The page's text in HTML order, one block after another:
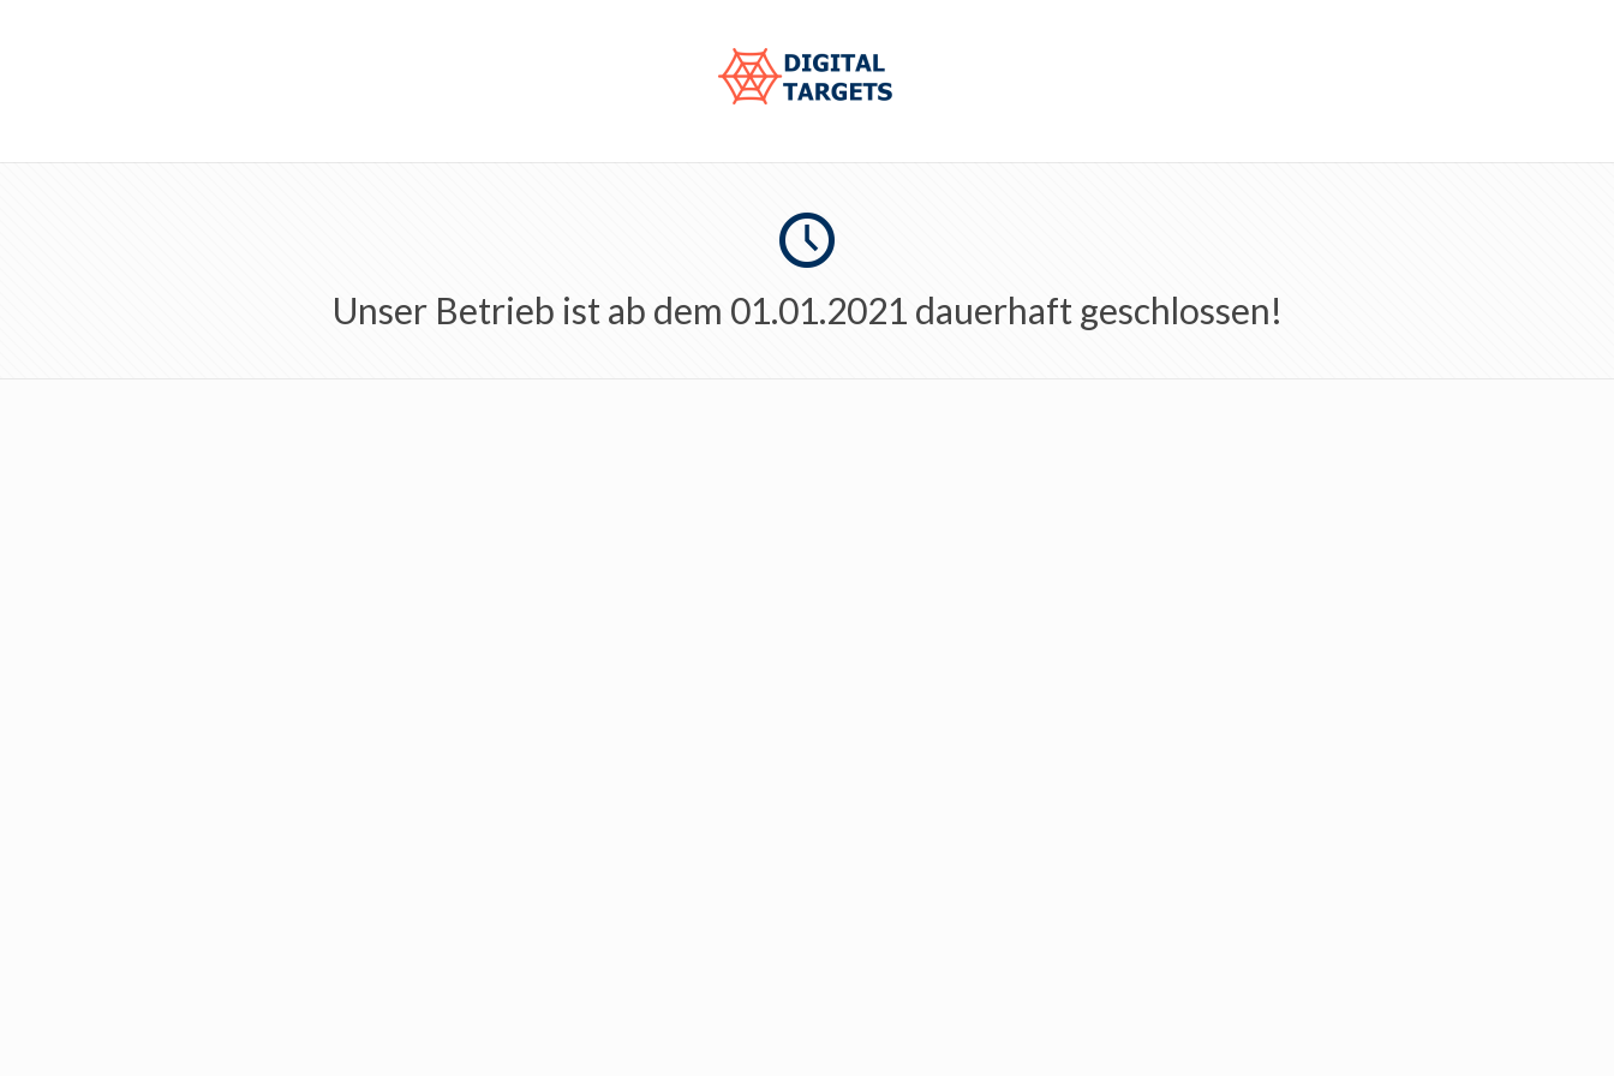
Unser Betrieb ist ab dem 01.01.2021 dauerhaft geschlossen!